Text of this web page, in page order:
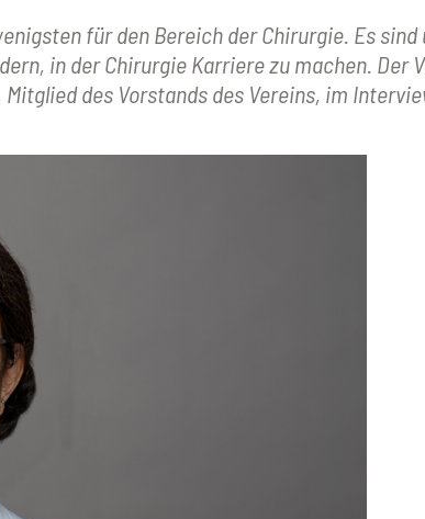
für den Bereich der Chirurgie. Es
in der Chirurgie Karriere zu machen. Der
des Vorstands des Vereins, im